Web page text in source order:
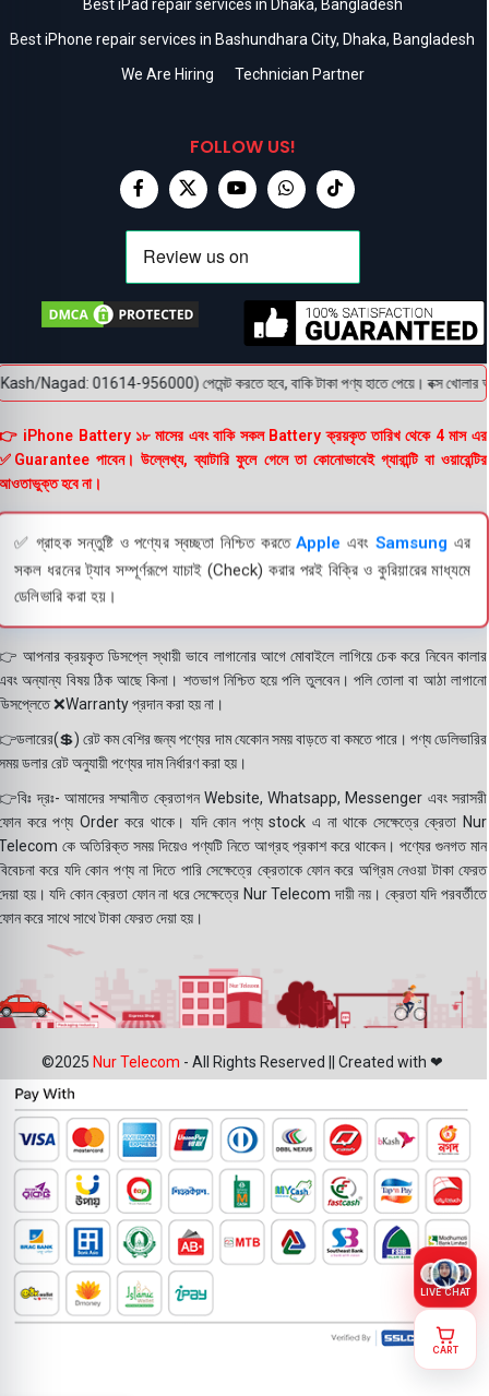
Best iPad repair services in Dhaka, Bangladesh
Best iPhone repair services in Bashundhara City, Dhaka, Bangladesh
We Are Hiring
Technician Partner
FOLLOW US!
Nagad: 01614-956000) পেমেন্ট করতে হবে, বাকি টাকা পণ্য হাতে পেয়ে। বক্স খোলার
iPhone Battery ১৮ মাসের এবং বাকি সকল Battery ক্রয়কৃত তারিখ থেকে 4 মাস এর
পাবেন। উল্লেখ্য, ব্যাটারি ফুলে গেলে তা কোনোভাবেই গ্যারান্টি বা ওয়ারেন্টির
হবে না।
✅ গ্রাহক সন্তুষ্টি ও পণ্যের স্বচ্ছতা নিশ্চিত করতে Apple এবং Samsungএর
সকল ধরনের ট্যাব সম্পূর্ণরূপে যাচাই (Check) করার পরই বিক্রি ও কুরিয়ারের মাধ্যমে
ডেলিভারি করা হয়।
আপনার ক্রয়কৃত ডিসপ্লে স্থায়ী ভাবে লাগানোর আগে মোবাইলে লাগিয়ে চেক করে নিবেন কালার
অন্যান্য বিষয় ঠিক আছে কিনা। শতভাগ নিশ্চিত হয়ে পলি তুলবেন। পলি তোলা বা আঠা লাগানো
❌Warranty প্রদান করা হয় না।
রেট কম বেশির জন্য পণ্যের দাম যেকোন সময় বাড়তে বা কমতে পারে। পণ্য ডেলিভারির
ডলার রেট অনুযায়ী পণ্যের দাম নির্ধারণ করা হয়।
দ্রঃ- আমাদের সম্মানীত ক্রেতাগন Website, Whatsapp, Messenger এবং সরাসরী
করে পণ্য Order করে থাকে। যদি কোন পণ্য stock এ না থাকে সেক্ষেত্রে ক্রেতা Nur
কে অতিরিক্ত সময় দিয়েও পণ্যটি নিতে আগ্রহ প্রকাশ করে থাকেন। পণ্যের গুনগত মান
করে যদি কোন পণ্য না দিতে পারি সেক্ষেত্রে ক্রেতাকে ফোন করে অগ্রিম নেওয়া টাকা ফেরত
হয়। যদি কোন ক্রেতা ফোন না ধরে সেক্ষেত্রে Nur Telecom দায়ী নয়। ক্রেতা যদি পরবর্তীতে
করে সাথে সাথে টাকা ফেরত দেয়া হয়।
©2025 Nur Telecom - All Rights Reserved || Created with ❤
LIVE CHAT
CART